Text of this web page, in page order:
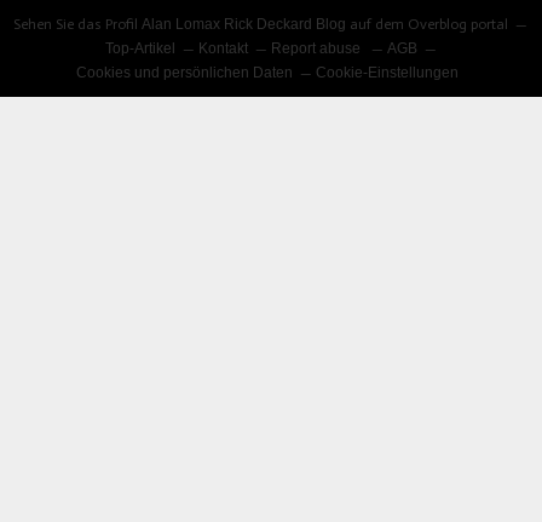
Sehen Sie das ProfilAlan Lomax Rick Deckard Blog auf dem Overblog portal
Top-Artikel
Kontakt Report abuse
AGB
Cookies und persönlichen Daten
Cookie-Einstellungen